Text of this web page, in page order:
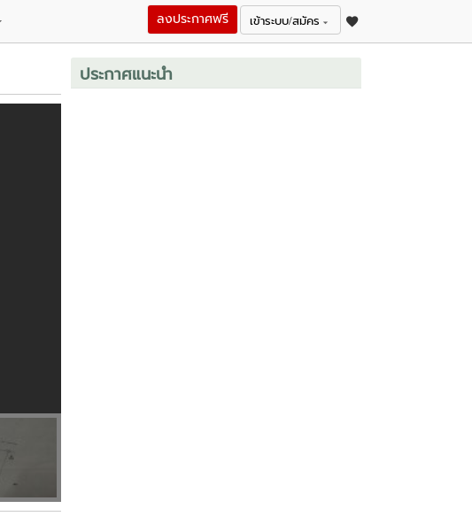
เข้าระบบ/สมัคร
ลงประกาศฟรี
ประกาศแนะนำ